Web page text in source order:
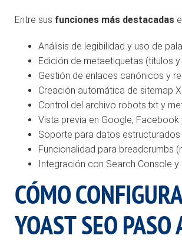
Entre sus funciones más destacadas
Análisis de legibilidad y uso de
Edición de metaetiquetas (títulos
Gestión de enlaces canónicos y
Creación automática de sitemap
Control del archivo robots.txt y
Vista previa en Google, Facebook
Soporte para datos estructurados
Funcionalidad para breadcrumbs
Integración con Search Console y
CÓMO
YOAST SEO PASO